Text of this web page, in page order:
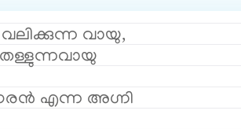
വലിക്കുന്ന വായു,
എന്ന അഗ്നി